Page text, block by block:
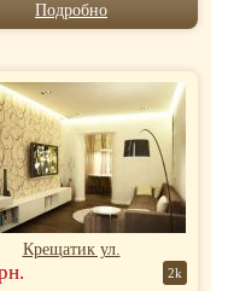
Подробно
Крещатик ул.
2k